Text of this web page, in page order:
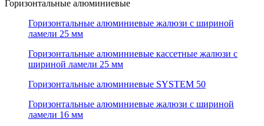
Горизонтальные алюминиевые
Горизонтальные алюминиевые жалюзи с шириной
ламели 25 мм
Горизонтальные алюминиевые кассетные жалюзи с
шириной ламели 25 мм
Горизонтальные алюминиевые SYSTEM 50
Горизонтальные алюминиевые жалюзи с шириной
ламели 16 мм